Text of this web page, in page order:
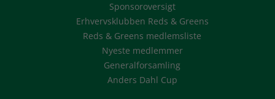
Sponsoroversigt
Erhvervsklubben Reds & Greens
Reds & Greens medlemsliste
Nyeste medlemmer
Generalforsamling
Anders Dahl Cup